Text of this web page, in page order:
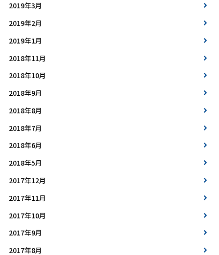
2019年3月
2019年2月
2019年1月
2018年11月
2018年10月
2018年9月
2018年8月
2018年7月
2018年6月
2018年5月
2017年12月
2017年11月
2017年10月
2017年9月
2017年8月